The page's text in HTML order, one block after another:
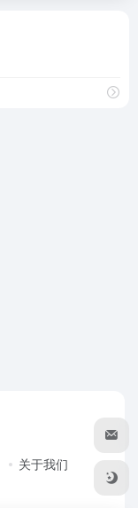
关于我们